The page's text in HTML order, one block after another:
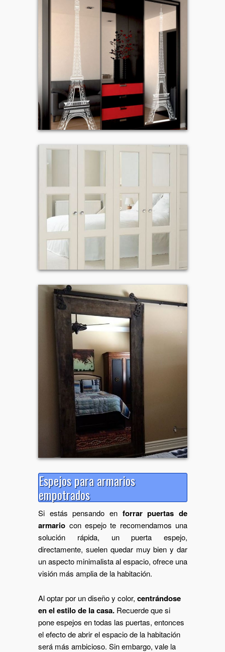
Espejos para armarios
empotrados
Si estás pensando en forrar puertas de
armario con espejo te recomendamos una
solución rápida, un puerta espejo,
directamente, suelen quedar muy bien y dar
un aspecto minimalista al espacio, ofrece una
visión más amplia de la habitación.
Al optar por un diseño y color,centrándose
en el estilo de la casa. Recuerde que si
pone espejos en todas las puertas, entonces
el efecto de abrir el espacio de la habitación
será más ambicioso. Sin embargo, vale la